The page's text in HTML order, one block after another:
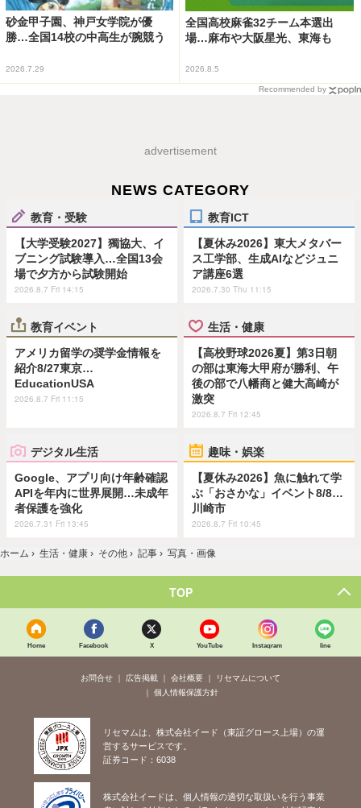
砂金甲子園、神戸女学院が優
勝…全国14校の中高生が腕競う
2026.7.29
全国高校麻雀32チーム本選出
場…麻布や大阪星光、東海も
2026.8.5
Recommended by
advertisement
NEWS CATEGORY
教育・受験
【大学受験2027】獨協大、イ
ブニング試験導入…全国13会
場で夕方から試験開始
2026.8.7 Fri 14:15
教育ICT
【夏休み2026】東大メタバー
ス工学部、生成AIなどジュニ
ア講座6選
2026.7.30 Thu 11:15
教育イベント
アメリカ留学の奨学金情報を
紹介8/27東京…
EducationUSA
2026.8.7 Fri 11:15
生活・健康
【高校野球2026夏】第3日朝
の部は東海大甲府が勝利、午
後の部で八幡商と健大高崎が
激突
2026.8.7 Fri 12:45
デジタル生活
Google、アプリ向け年齢確認
APIを年内に世界展開…未成年
者保護を強化
2026.7.31 Fri 13:45
趣味・娯楽
【夏休み2026】魚に触れて学
ぶ「おさかな」イベント8/8…
川崎市
2026.8.7 Fri 10:45
ホーム › 生活・健康 › その他 › 記事 › 写真・画像
TOP
Home Facebook X YouTube Instagram line
お問合せ 広告掲載 会社概要
リセマムについて
個人情報保護方針
リセマムは、株式会社イード（東証グロース上場）の運
営するサービスです。
証券コード：6038
株式会社イードは、個人情報の適切な取扱いを行う事業